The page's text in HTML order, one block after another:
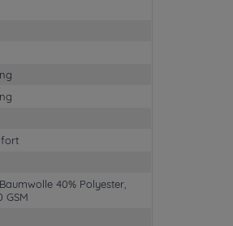
40% Polyester,
GSM